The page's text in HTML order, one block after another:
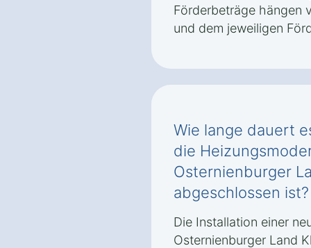
Förderbeträge hängen
und dem jeweiligen
Wie lange dauert
die
Osternienburger
abgeschlossen ist?
Die Installation einer
Osternienburger Land